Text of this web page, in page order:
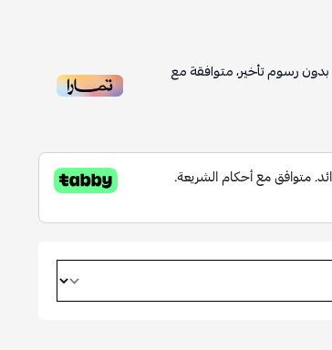
رسوم تأخير، متوافقة مع